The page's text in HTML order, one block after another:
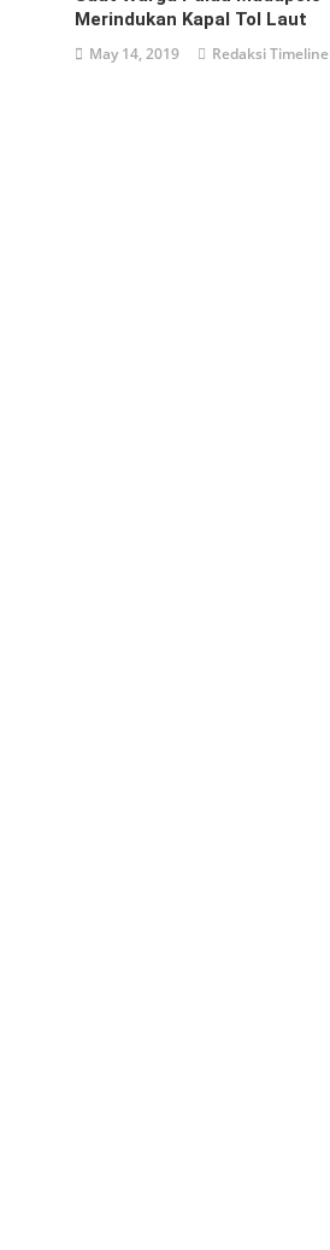
Merindukan Kapal Tol Laut
May 14, 2019 Redaksi Timeline